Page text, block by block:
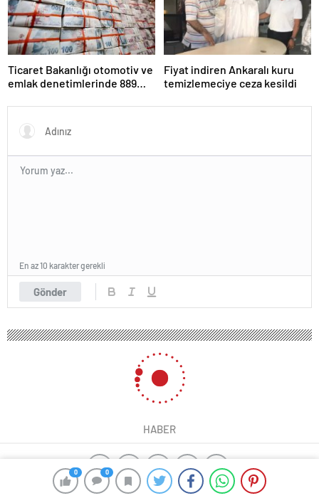
0 0
Ticaret Bakanlığı otomotiv ve
emlak denetimlerinde 889
Fiyat indiren Ankaralı kuru
temizlemeciye ceza kesildi
Gönder
En az 10 karakter gerekli
0 0